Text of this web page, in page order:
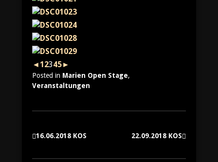
◄ 12345►
Posted in Marien Open Stage,
Veranstaltungen
16.06.2018 KOS 22.09.2018 KOS